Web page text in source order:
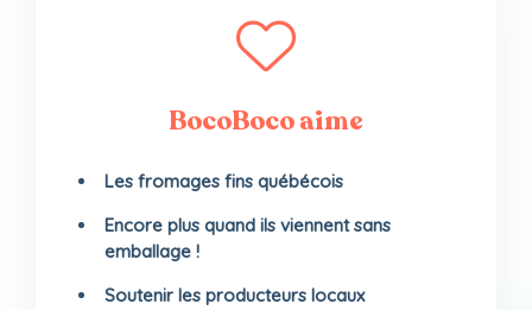
BocoBoco aime
Les fromages fins québécois
Encore plus quand ils viennent sans
emballage !
Soutenir les producteurs locaux